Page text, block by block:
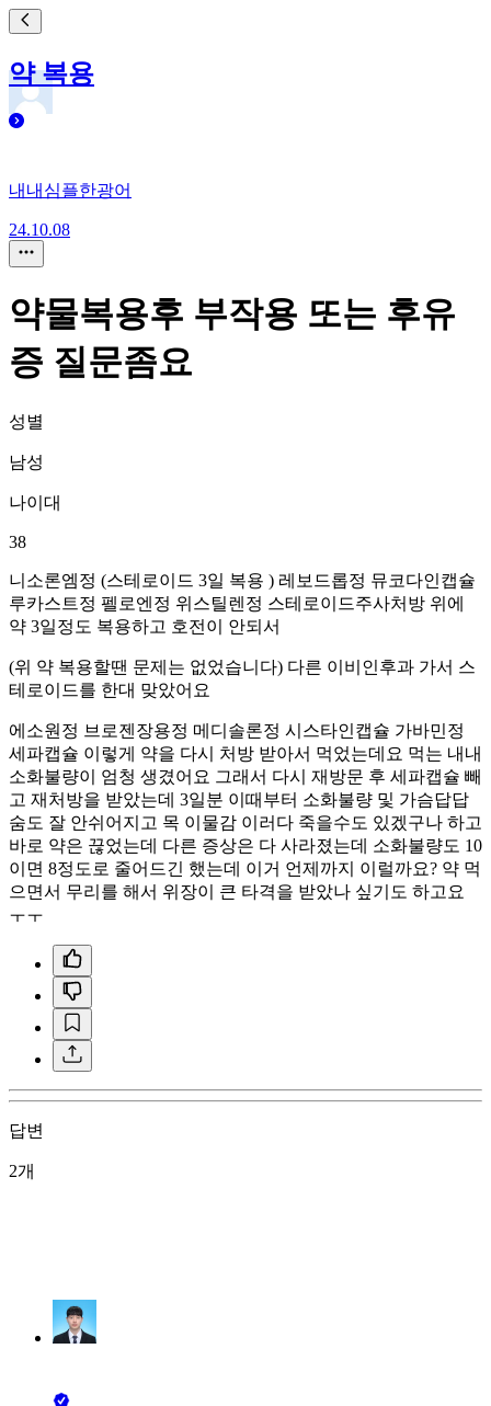
약 복용
내내심플한광어
24.10.08
약물복용후 부작용 또는 후유
증 질문좀요
성별
남성
나이대
38
니소론엠정 (스테로이드 3일 복용 ) 레보드롭정 뮤코다인캡슐
루카스트정 펠로엔정 위스틸렌정 스테로이드주사처방 위에
약 3일정도 복용하고 호전이 안되서
(위 약 복용할땐 문제는 없었습니다) 다른 이비인후과 가서 스
테로이드를 한대 맞았어요
에소원정 브로젠장용정 메디솔론정 시스타인캡슐 가바민정
세파캡슐 이렇게 약을 다시 처방 받아서 먹었는데요 먹는 내내
소화불량이 엄청 생겼어요 그래서 다시 재방문 후 세파캡슐 빼
고 재처방을 받았는데 3일분 이때부터 소화불량 및 가슴답답
숨도 잘 안쉬어지고 목 이물감 이러다 죽을수도 있겠구나 하고
바로 약은 끊었는데 다른 증상은 다 사라졌는데 소화불량도 10
이면 8정도로 줄어드긴 했는데 이거 언제까지 이럴까요? 약 먹
으면서 무리를 해서 위장이 큰 타격을 받았나 싶기도 하고요
ㅜㅜ
답변
2개